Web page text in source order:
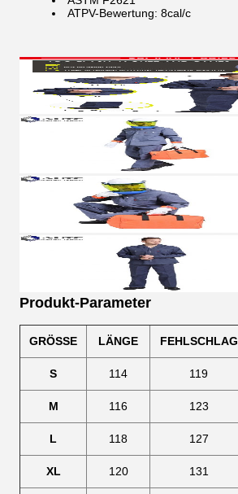
ATPV-Bewertung: 8cal/c
Produkt-Parameter
GRÖSSE LÄNGE FEHLSCHLAG
S 114 119
M 116 123
L 118 127
XL 120 131